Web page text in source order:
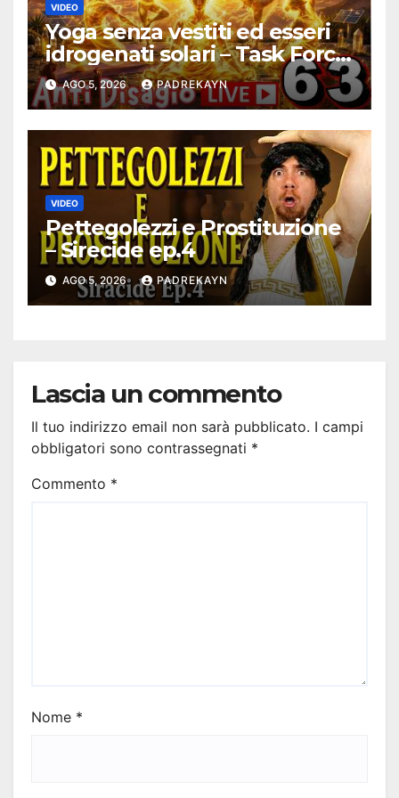
VIDEO
Yoga senza vestiti ed esseri
idrogenati solari – Task Force
Antidisagio 63
AGO 5, 2026 PADREKAYN
VIDEO
Pettegolezzi e Prostituzione
– Sirecide ep.4
AGO 5, 2026 PADREKAYN
Lascia un commento
Il tuo indirizzo email non sarà pubblicato. I campi
obbligatori sono contrassegnati *
Commento *
Nome *